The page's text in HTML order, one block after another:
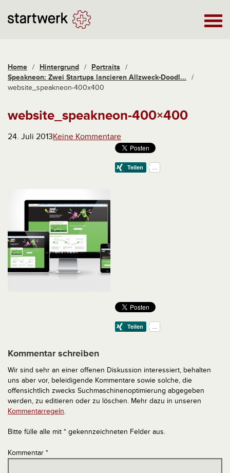
Home / Hintergrund / Portraits /
Speakneon: Zwei Startups lancieren Allzweck-Doodl...
/
website_speakneon-400x400
website_speakneon-400×400
24. Juli 2013Keine Kommentare
Kommentar schreiben
Wir sind sehr an einer offenen Diskussion interessiert, behalten
uns aber vor, beleidigende Kommentare sowie solche, die
offensichtlich zwecks Suchmaschinenoptimierung abgegeben
werden, zu editieren oder zu löschen. Mehr dazu in unseren
Kommentarregeln.
Bitte fülle alle mit * gekennzeichneten Felder aus.
Kommentar *